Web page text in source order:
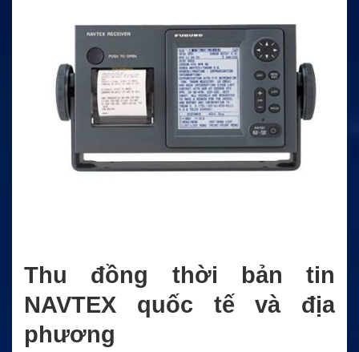
Thu đồng thời bản tin
NAVTEX quốc tế và địa
phương